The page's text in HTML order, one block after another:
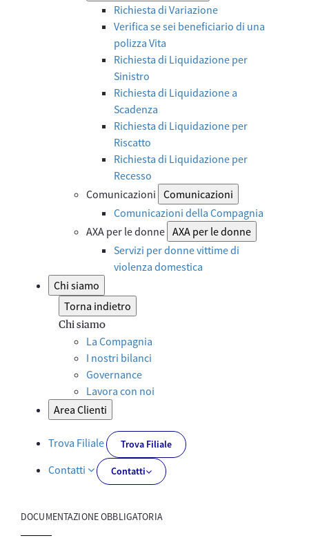
Richiesta di Variazione
Verifica se sei beneficiario di una
polizza Vita
Richiesta di Liquidazione per
Sinistro
Richiesta di Liquidazione a
Scadenza
Richiesta di Liquidazione per
Riscatto
Richiesta di Liquidazione per
Recesso
Comunicazioni Comunicazioni
Comunicazioni della Compagnia
AXA per le donne AXA per le donne
Servizi per donne vittime di
violenza domestica
Chi siamo
Torna indietro
Chi siamo
La Compagnia
I nostri bilanci
Governance
Lavora con noi
Area Clienti
Trova Filiale Trova Filiale
Contatti Contatti
DOCUMENTAZIONE OBBLIGATORIA